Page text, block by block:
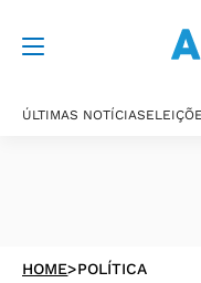
ÚLTIMAS NOTÍCIAS
HOME>POLÍTICA